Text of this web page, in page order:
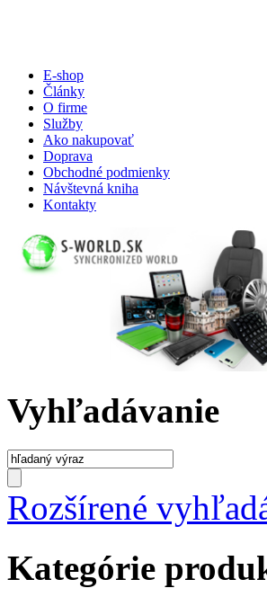
E-shop
Články
O firme
Služby
Ako nakupovať
Doprava
Obchodné podmienky
Návštevná kniha
Kontakty
Vyhľadávanie
Rozšírené
Kategórie